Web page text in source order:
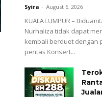
Syira - August 6, 2026
KUALA LUMPUR –
Nurhaliza tidak dapat
kembali berduet dengan
pentas Konsert...